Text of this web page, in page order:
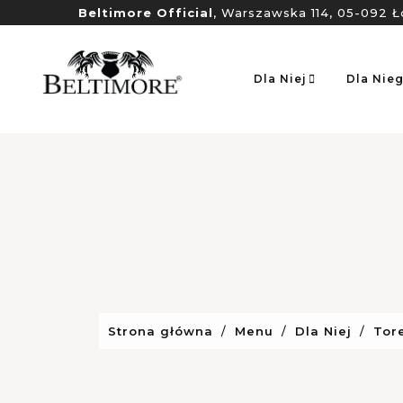
Beltimore Official, Warszawska 114, 05-092
Dla Niej Dla
Strona główna Menu Dla Niej